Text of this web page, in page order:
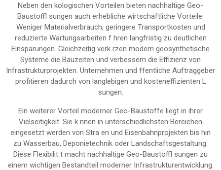
Neben den kologischen Vorteilen bieten nachhaltige Geo-
Baustoffl sungen auch erhebliche wirtschaftliche Vorteile.
Weniger Materialverbrauch, geringere Transportkosten und
reduzierte Wartungsarbeiten f hren langfristig zu deutlichen
Einsparungen. Gleichzeitig verk rzen modern geosynthetische
Systeme die Bauzeiten und verbessern die Effizienz von
Infrastrukturprojekten. Unternehmen und ffentliche Auftraggeber
profitieren dadurch von langlebigen und kosteneffizienten L
sungen.
Ein weiterer Vorteil moderner Geo-Baustoffe liegt in ihrer
Vielseitigkeit. Sie k nnen in unterschiedlichsten Bereichen
eingesetzt werden von Stra en und Eisenbahnprojekten bis hin
zu Wasserbau, Deponietechnik oder Landschaftsgestaltung.
Diese Flexibilit t macht nachhaltige Geo-Baustoffl sungen zu
einem wichtigen Bestandteil moderner Infrastrukturentwicklung.